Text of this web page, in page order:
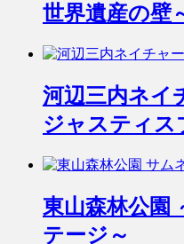
世界遺産の壁
河辺三内ネイ
ジャスティス
東山森林公園
テージ～